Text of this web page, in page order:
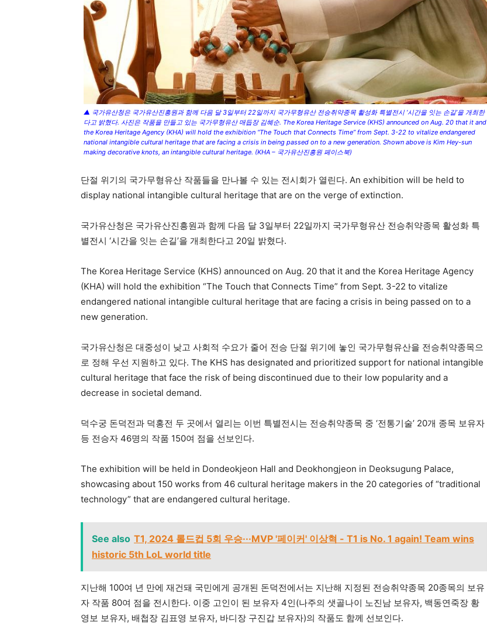
▲ 국가유산청은 국가유산진흥원과 함께 다음 달 3일부터 22일까지 국가무형유산 전승취약종목 활성화 특별전시 ‘시간을 잇는 손길’을 개최한
다고 밝혔다. 사진은 작품을 만들고 있는 국가무형유산 매듭장 김혜순. The Korea Heritage Service (KHS) announced on Aug. 20 that it and
the Korea Heritage Agency (KHA) will hold the exhibition “The Touch that Connects Time” from Sept. 3-22 to vitalize endangered
national intangible cultural heritage that are facing a crisis in being passed on to a new generation. Shown above is Kim Hey-sun
making decorative knots, an intangible cultural heritage. (KHA – 국가유산진흥원 페이스북)
단절 위기의 국가무형유산 작품들을 만나볼 수 있는 전시회가 열린다. An exhibition will be held to
display national intangible cultural heritage that are on the verge of extinction.
국가유산청은 국가유산진흥원과 함께 다음 달 3일부터 22일까지 국가무형유산 전승취약종목 활성화 특
별전시 ‘시간을 잇는 손길’을 개최한다고 20일 밝혔다.
The Korea Heritage Service (KHS) announced on Aug. 20 that it and the Korea Heritage Agency
(KHA) will hold the exhibition “The Touch that Connects Time” from Sept. 3-22 to vitalize
endangered national intangible cultural heritage that are facing a crisis in being passed on to a
new generation.
국가유산청은 대중성이 낮고 사회적 수요가 줄어 전승 단절 위기에 놓인 국가무형유산을 전승취약종목으
로 정해 우선 지원하고 있다. The KHS has designated and prioritized support for national intangible
cultural heritage that face the risk of being discontinued due to their low popularity and a
decrease in societal demand.
덕수궁 돈덕전과 덕홍전 두 곳에서 열리는 이번 특별전시는 전승취약종목 중 ‘전통기술’ 20개 종목 보유자
등 전승자 46명의 작품 150여 점을 선보인다.
The exhibition will be held in Dondeokjeon Hall and Deokhongjeon in Deoksugung Palace,
showcasing about 150 works from 46 cultural heritage makers in the 20 categories of “traditional
technology” that are endangered cultural heritage.
See also T1, 2024 롤드컵 5회 우승···MVP '페이커' 이상혁 - T1 is No. 1 again! Team wins
historic 5th LoL world title
지난해 100여 년 만에 재건돼 국민에게 공개된 돈덕전에서는 지난해 지정된 전승취약종목 20종목의 보유
자 작품 80여 점을 전시한다. 이중 고인이 된 보유자 4인(나주의 샛골나이 노진남 보유자, 백동연죽장 황
영보 보유자, 배첩장 김표영 보유자, 바디장 구진갑 보유자)의 작품도 함께 선보인다.